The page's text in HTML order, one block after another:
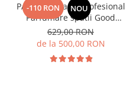
-110 RON NOU
PACHET: Aparat Profesional
Parfumare spatii Good
Scent GS480, culoare alba
cu 500 g esenta inclusa
629,00 RON
de la 500,00 RON